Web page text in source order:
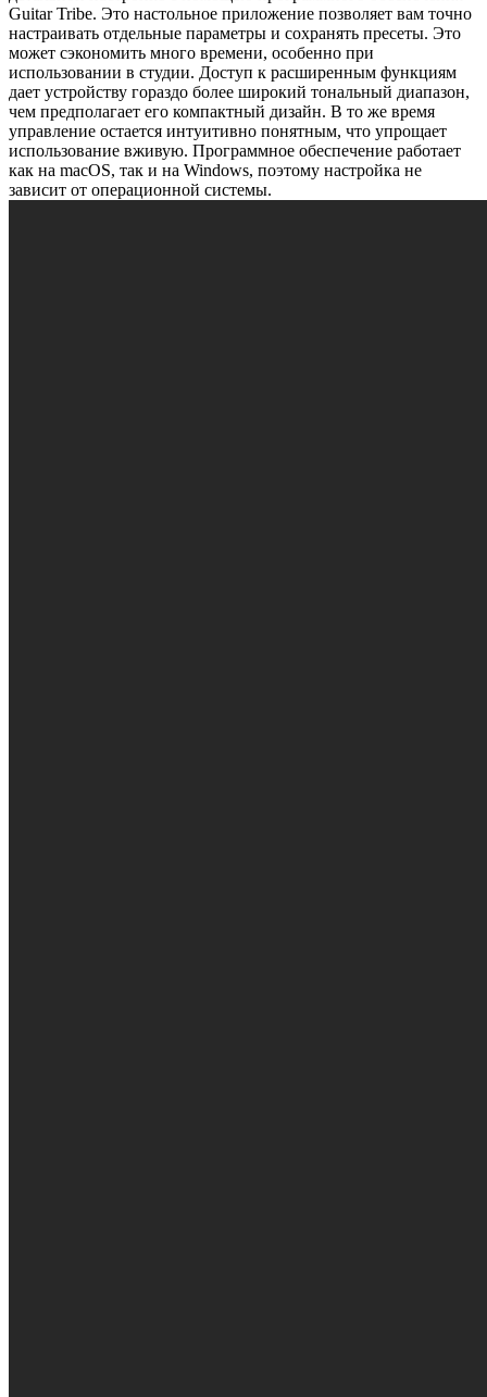
Guitar Tribe. Это настольное приложение позволяет вам точно
настраивать отдельные параметры и сохранять пресеты. Это
может сэкономить много времени, особенно при
использовании в студии. Доступ к расширенным функциям
дает устройству гораздо более широкий тональный диапазон,
чем предполагает его компактный дизайн. В то же время
управление остается интуитивно понятным, что упрощает
использование вживую. Программное обеспечение работает
как на macOS, так и на Windows, поэтому настройка не
зависит от операционной системы.